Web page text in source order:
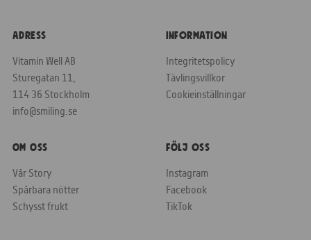
Adress
Vitamin Well AB
Sturegatan 11,
114 36 Stockholm
info@smiling.se
Information
Integritetspolicy
Tävlingsvillkor
Cookieinställningar
Om Oss
Vår Story
Spårbara nötter
Schysst frukt
Följ oss
Instagram
Facebook
TikTok